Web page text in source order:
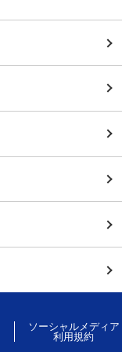
ソーシャルメディア
利用規約